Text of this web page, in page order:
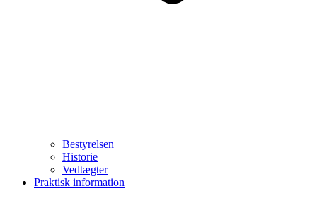
Bestyrelsen
Historie
Vedtægter
Praktisk information